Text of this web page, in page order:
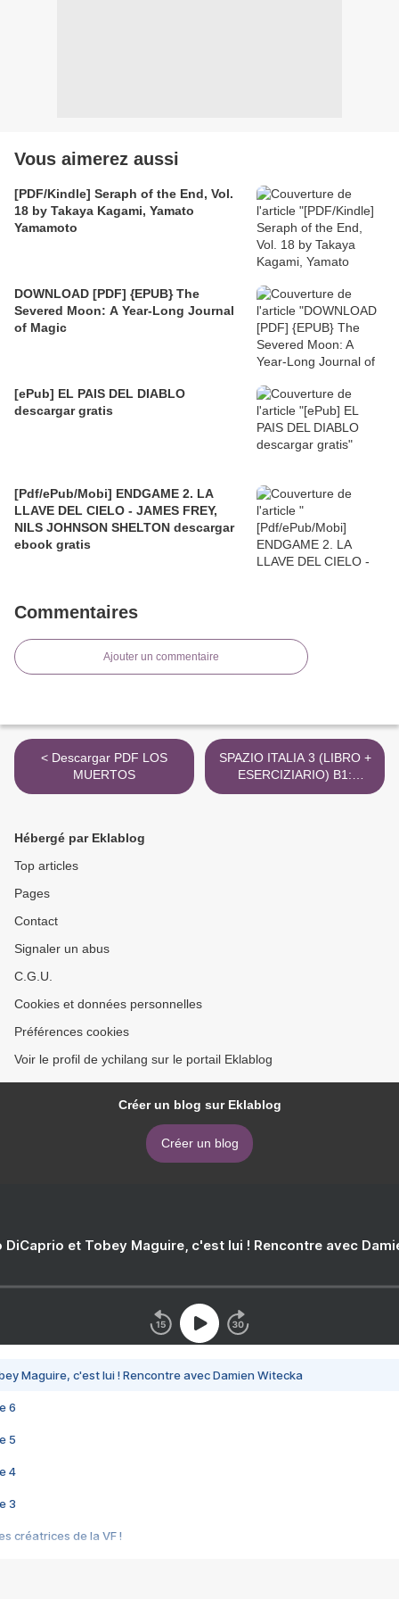
Vous aimerez aussi
[PDF/Kindle] Seraph of the End, Vol.
18 by Takaya Kagami, Yamato
Yamamoto
DOWNLOAD [PDF] {EPUB} The
Severed Moon: A Year-Long Journal
of Magic
[ePub] EL PAIS DEL DIABLO
descargar gratis
[Pdf/ePub/Mobi] ENDGAME 2. LA
LLAVE DEL CIELO - JAMES FREY,
NILS JOHNSON SHELTON descargar
ebook gratis
Commentaires
Ajouter un commentaire
< Descargar PDF LOS
MUERTOS
SPAZIO ITALIA 3 (LIBRO +
ESERCIZIARIO) B1:
CORSO DI ITALIANO PER
Hébergé par Eklablog
Top articles
Pages
Contact
Signaler un abus
C.G.U.
Cookies et données personnelles
Préférences cookies
Voir le profil de ychilang sur le portail Eklablog
Créer un blog sur Eklablog
Créer un blog
DiCaprio et Tobey Maguire, c'est lui ! Rencontre avec
Maguire, c'est lui ! Rencontre avec Damien Witecka
6
5
4
3
créatrices de la VF !